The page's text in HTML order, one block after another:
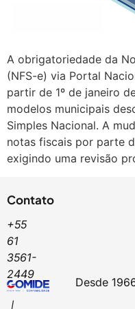
A obrigatoriedade da
(NFS-e) via Portal
partir de 1º de janeiro
modelos municipais
Simples Nacional. A
notas fiscais por parte
exigindo uma revisão
Desde
Contato
+55
61
3561-
2449